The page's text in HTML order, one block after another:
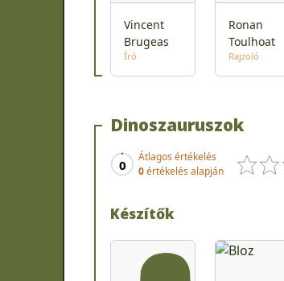
Vincent
Brugeas
Író
Ronan
Toulhoat
Rajzoló
Dinoszauruszok
0
Átlagos értékelés
0értékelés alapján
Készítők